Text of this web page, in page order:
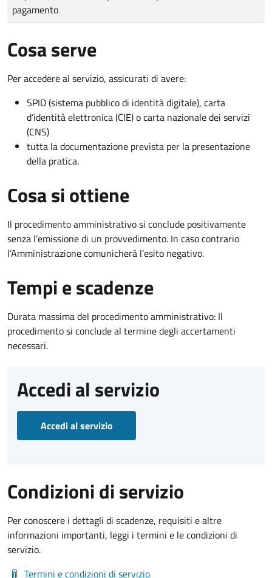
pagamento
Cosa serve
Per accedere al servizio, assicurati di avere:
SPID (sistema pubblico di identità digitale), carta
d’identità elettronica (CIE) o carta nazionale dei servizi
(CNS)
tutta la documentazione prevista per la presentazione
della pratica.
Cosa si ottiene
Il procedimento amministrativo si conclude positivamente
senza l’emissione di un provvedimento. In caso contrario
l’Amministrazione comunicherà l’esito negativo.
Tempi e scadenze
Durata massima del procedimento amministrativo: Il
procedimento si conclude al termine degli accertamenti
necessari.
Accedi al servizio
Accedi al servizio
Condizioni di servizio
Per conoscere i dettagli di scadenze, requisiti e altre
informazioni importanti, leggi i termini e le condizioni di
servizio.
Termini e condizioni di servizio